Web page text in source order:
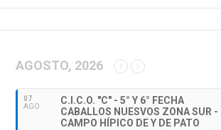
AGOSTO, 2026
07
AGO
C.I.C.O. "C" - 5° Y 6° FECHA
CABALLOS NUESVOS ZONA SUR -
CAMPO HÍPICO DE Y DE PATO